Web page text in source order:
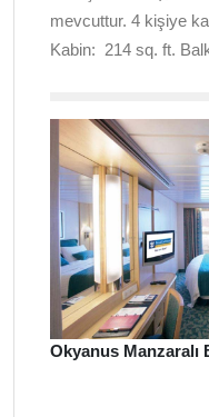
mevcuttur. 4 kişiye
Kabin: 214 sq. ft.
Okyanus Manzaralı